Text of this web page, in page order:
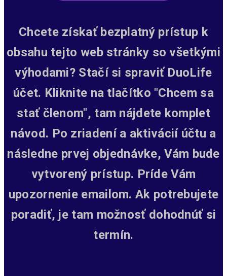
Chcete získať bezplatný prístup k
obsahu tejto web stránky so všetkými
výhodami? Stačí si spraviť DuoLife
účet. Kliknite na tlačítko "Chcem sa
stať členom", tam nájdete komplet
návod. Po zriadení a aktivácií účtu a
následne prvej objednávke, Vám bude
vytvorený prístup. Príde Vám
upozornenie emailom. Ak potrebujete
poradiť, je tam možnosť dohodnúť si
termín.